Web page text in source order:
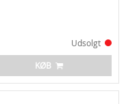
Udsolgt
KØB